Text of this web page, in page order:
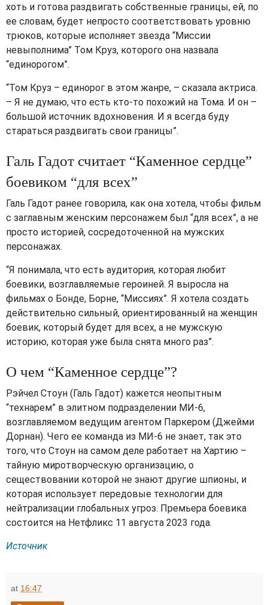
хоть и готова раздвигать собственные границы, ей, по
ее словам, будет непросто соответствовать уровню
трюков, которые исполняет звезда “Миссии
невыполнима” Том Круз, которого она назвала
“единорогом”.
“Том Круз – единорог в этом жанре, – сказала актриса.
– Я не думаю, что есть кто-то похожий на Тома. И он –
большой источник вдохновения. И я всегда буду
стараться раздвигать свои границы”.
Галь Гадот считает “Каменное сердце”
боевиком “для всех”
Галь Гадот ранее говорила, как она хотела, чтобы фильм
с заглавным женским персонажем был “для всех”, а не
просто историей, сосредоточенной на мужских
персонажах.
“Я понимала, что есть аудитория, которая любит
боевики, возглавляемые героиней. Я выросла на
фильмах о Бонде, Борне, “Миссиях”. Я хотела создать
действительно сильный, ориентированный на женщин
боевик, который будет для всех, а не мужскую
историю, которая уже была снята много раз”.
О чем “Каменное сердце”?
Рэйчел Стоун (Галь Гадот) кажется неопытным
“технарем” в элитном подразделении МИ-6,
возглавляемом ведущим агентом Паркером (Джейми
Дорнан). Чего ее команда из МИ-6 не знает, так это
того, что Стоун на самом деле работает на Хартию –
тайную миротворческую организацию, о
сeществовании которой не знают другие шпионы, и
которая использует передовые технологии для
нейтрализации глобальных угроз. Премьера боевика
состоится на Нетфликс 11 августа 2023 года.
Источник
at 16:47